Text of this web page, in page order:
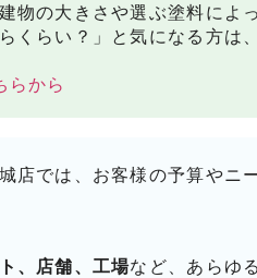
物の大きさや選ぶ塗料によ
くらい？」と気になる方
らから
店では、お客様の予算やニ
、店舗、工場など、あらゆ